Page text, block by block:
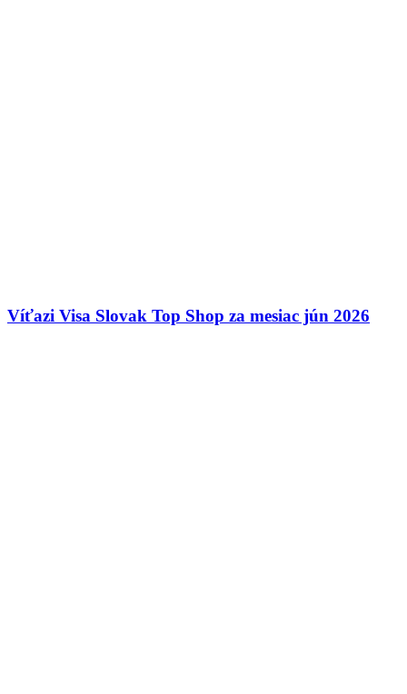
Víťazi Visa Slovak Top Shop za mesiac jún 2026